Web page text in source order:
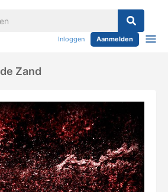
Inloggen Aanmelden
Zand